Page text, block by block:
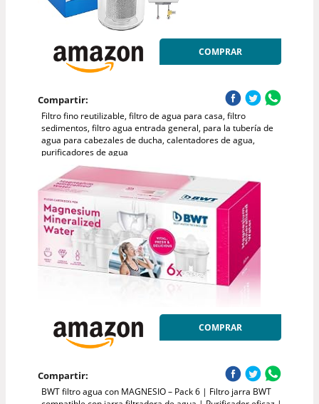
COMPRAR
Compartir:
Filtro fino reutilizable, filtro de agua para casa, filtro
sedimentos, filtro agua entrada general, para la tubería de
agua para cabezales de ducha, calentadores de agua,
purificadores de agua
COMPRAR
Compartir:
BWT filtro agua con MAGNESIO – Pack 6 | Filtro jarra BWT